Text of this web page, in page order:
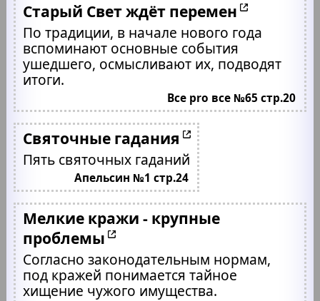
Старый Свет ждёт перемен
По традиции, в начале нового года
вспоминают основные события
ушедшего, осмысливают их, подводят
итоги.
Все pro все №65 стр.20
Святочные гадания
Пять святочных гаданий
Апельсин №1 стр.24
Мелкие кражи - крупные
проблемы
Согласно законодательным нормам,
под кражей понимается тайное
хищение чужого имущества.